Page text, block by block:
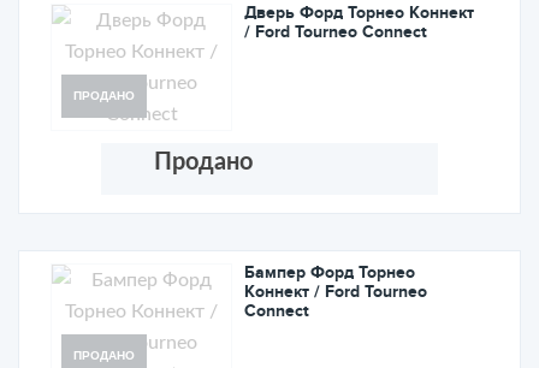
ПРОДАНО
Дверь Форд Торнео Коннект
/ Ford Tourneo Connect
Продано
ПРОДАНО
Бампер Форд Торнео
Коннект / Ford Tourneo
Connect